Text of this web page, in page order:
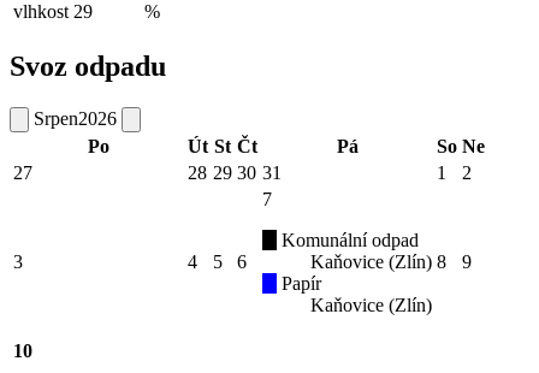
vlhkost 29 %
Svoz odpadu
Srpen2026
Po
Út St Čt Pá So Ne
27
28 29 30 31 1 2
3 4 5 6
7
Komunální odpad
Kaňovice (Zlín)
Papír
Kaňovice (Zlín)
8 9
10